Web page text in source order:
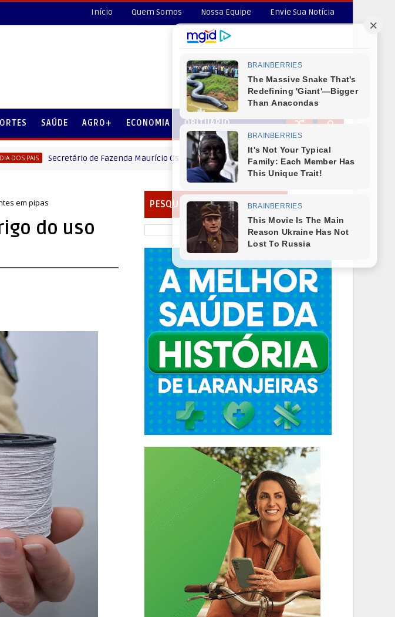
Início Quem Somos Nossa Equipe Envie Sua Notícia
SAÚDE AGRO+ ECONOMIA OBITUÁRIO
Secretário de Fazenda Maurício Osciany deseja um Feliz dia dos Pais MENSAGEM DIA DOS PAIS
em pipas
do uso
PESQUISAR EM NOSSO PORTAL